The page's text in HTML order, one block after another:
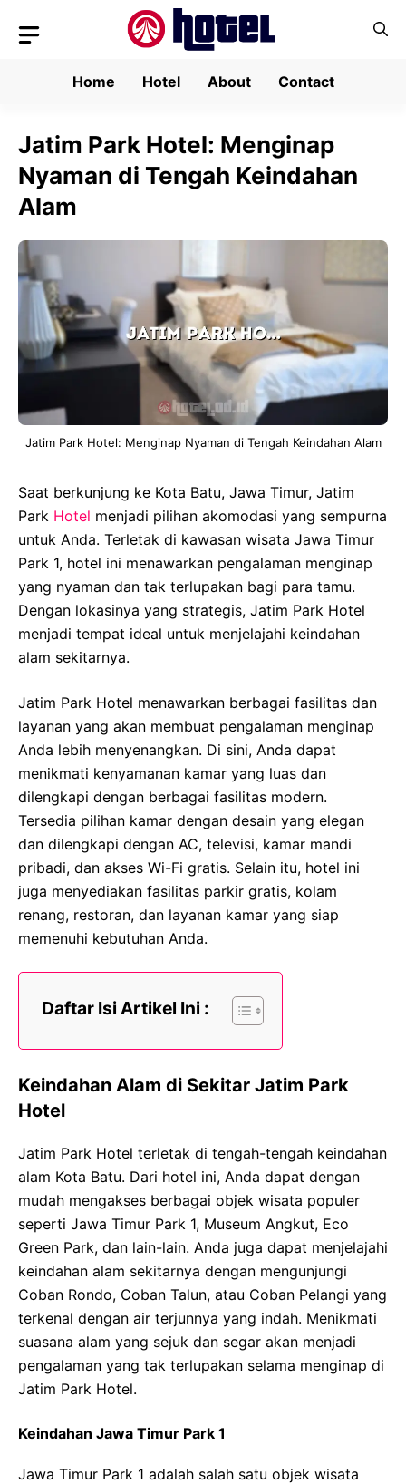
Home
Hotel About Contact
Jatim Park Hotel: Menginap
Nyaman di Tengah Keindahan
Alam
Jatim Park Hotel: Menginap Nyaman di Tengah Keindahan Alam
Saat berkunjung ke Kota Batu, Jawa Timur, Jatim
Park Hotel menjadi pilihan akomodasi yang sempurna
untuk Anda. Terletak di kawasan wisata Jawa Timur
Park 1, hotel ini menawarkan pengalaman menginap
yang nyaman dan tak terlupakan bagi para tamu.
Dengan lokasinya yang strategis, Jatim Park Hotel
menjadi tempat ideal untuk menjelajahi keindahan
alam sekitarnya.
Jatim Park Hotel menawarkan berbagai fasilitas dan
layanan yang akan membuat pengalaman menginap
Anda lebih menyenangkan. Di sini, Anda dapat
menikmati kenyamanan kamar yang luas dan
dilengkapi dengan berbagai fasilitas modern.
Tersedia pilihan kamar dengan desain yang elegan
dan dilengkapi dengan AC, televisi, kamar mandi
pribadi, dan akses Wi-Fi gratis. Selain itu, hotel ini
juga menyediakan fasilitas parkir gratis, kolam
renang, restoran, dan layanan kamar yang siap
memenuhi kebutuhan Anda.
Daftar Isi Artikel Ini :
Keindahan Alam di Sekitar Jatim Park
Hotel
Jatim Park Hotel terletak di tengah-tengah keindahan
alam Kota Batu. Dari hotel ini, Anda dapat dengan
mudah mengakses berbagai objek wisata populer
seperti Jawa Timur Park 1, Museum Angkut, Eco
Green Park, dan lain-lain. Anda juga dapat menjelajahi
keindahan alam sekitarnya dengan mengunjungi
Coban Rondo, Coban Talun, atau Coban Pelangi yang
terkenal dengan air terjunnya yang indah. Menikmati
suasana alam yang sejuk dan segar akan menjadi
pengalaman yang tak terlupakan selama menginap di
Jatim Park Hotel.
Keindahan Jawa Timur Park 1
Jawa Timur Park 1 adalah salah satu objek wisata